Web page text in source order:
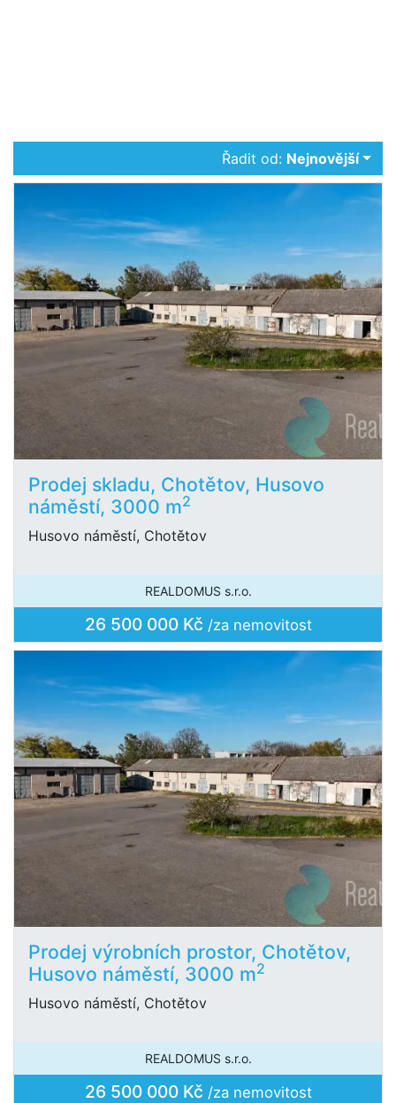
Řadit od: Nejnovější
Prodej skladu, Chotětov, Husovo
náměstí, 3000 m2
Husovo náměstí, Chotětov
REALDOMUS s.r.o.
26 500 000 Kč /za nemovitost
Prodej výrobních prostor, Chotětov,
Husovo náměstí, 3000 m2
Husovo náměstí, Chotětov
REALDOMUS s.r.o.
26 500 000 Kč /za nemovitost